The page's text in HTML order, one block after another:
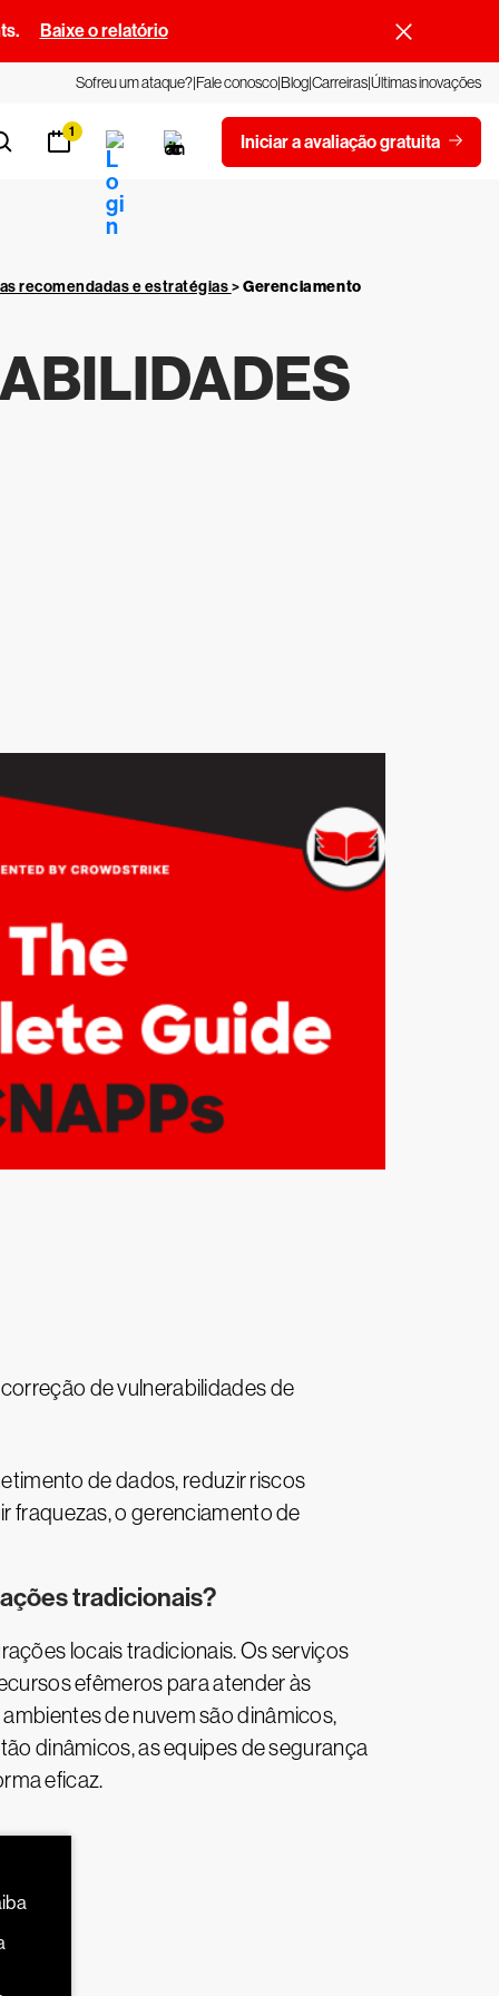
Baixe o relatório
Sofreu um ataque?Fale conoscoBlogCarreirasÚltimas inovações
1 Iniciar a avaliação gratuita
recomendadas e estratégias>Gerenciamento
de vulnerabilidades de
de dados, reduzir riscos
fraquezas, o gerenciamento de
tradicionais?
locais tradicionais. Os serviços
efêmeros para atender às
de nuvem são dinâmicos,
dinâmicos, as equipes de segurança
eficaz.